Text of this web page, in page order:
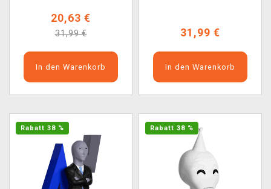
20,63 €
31,99 €
In den Warenkorb
31,99 €
In den Warenkorb
Rabatt 38 % Rabatt 38 %